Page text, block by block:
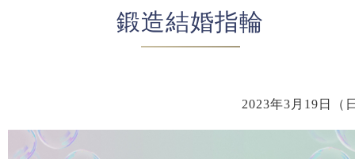
鍛造結婚指輪
2023年3月19日（